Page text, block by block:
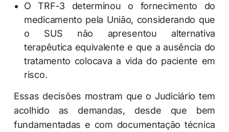
O TRF-3 determinou o fornecimento do
medicamento pela União, considerando que
o SUS não apresentou alternativa
terapêutica equivalente e que a ausência do
tratamento colocava a vida do paciente em
risco.
Essas decisões mostram que o Judiciário tem
acolhido as demandas, desde que bem
fundamentadas e com documentação técnica